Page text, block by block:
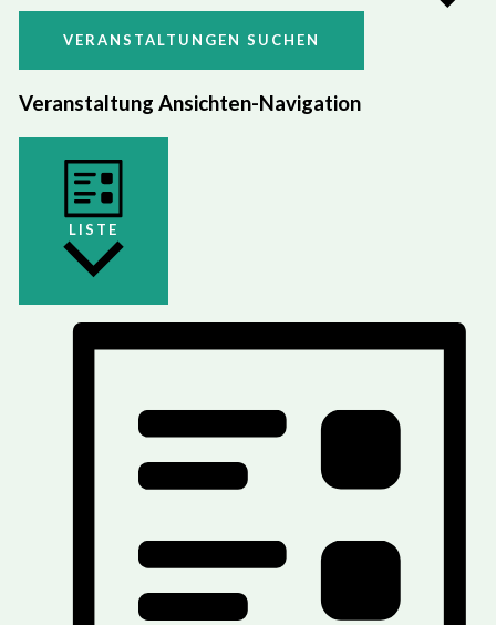
VERANSTALTUNGEN SUCHEN
Veranstaltung Ansichten-Navigation
LISTE